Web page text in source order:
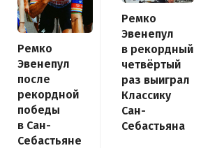
Ремко
Эвенепул
после
рекордной
победы
в Сан-
Себастьяне
Ремко
Эвенепул
в рекордный
четвёртый
раз выиграл
Классику
Сан-
Себастьяна